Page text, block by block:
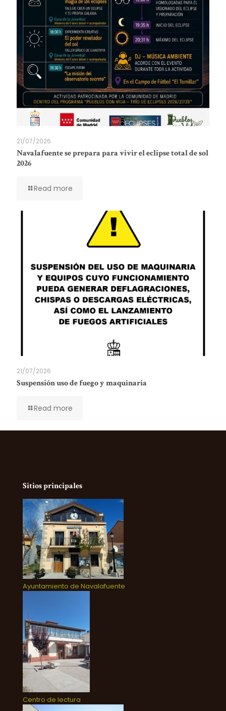
21/07/2026
Navalafuente se prepara para vivir el eclipse total de sol
2026
Read more
21/07/2026
Suspensión uso de fuego y maquinaria
Read more
Sitios principales
Ayuntamiento de Navalafuente
Centro de lectura